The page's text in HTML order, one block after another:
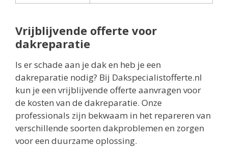
Vrijblijvende offerte voor
dakreparatie
Is er schade aan je dak en heb je een
dakreparatie nodig? Bij Dakspecialistofferte.nl
kun je een vrijblijvende offerte aanvragen voor
de kosten van de dakreparatie. Onze
professionals zijn bekwaam in het repareren van
verschillende soorten dakproblemen en zorgen
voor een duurzame oplossing.